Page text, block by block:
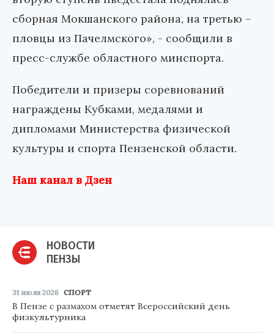
сборная Мокшанского района, на третью –
пловцы из Пачелмского», - сообщили в
пресс-службе областного минспорта.
Победители и призеры соревнований
награждены Кубками, медалями и
дипломами Министерства физической
культуры и спорта Пензенской области.
Наш канал в Дзен
НОВОСТИ
ПЕНЗЫ
31 июля 2026 СПОРТ
В Пензе с размахом отметят Всероссийский день
физкультурника